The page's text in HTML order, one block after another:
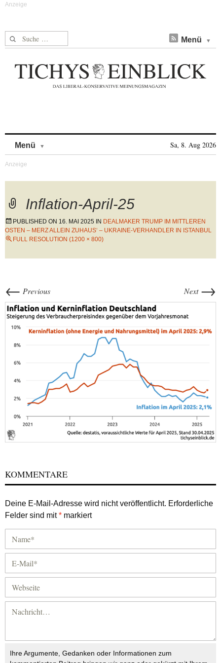
Suche nach: Menü
Menü Sa, 8. Aug 2026
Inflation-April-25
PUBLISHED ON 16. MAI 2025 IN DEALMAKER TRUMP IM MITTLEREN
OSTEN – MERZ ALLEIN ZUHAUS‘ – UKRAINE-VERHANDLER IN ISTANBUL
FULL RESOLUTION (1200 × 800)
← Previous Next →
KOMMENTARE
Deine E-Mail-Adresse wird nicht veröffentlicht. Erforderliche
Felder sind mit* markiert
Ihre Argumente, Gedanken oder Informationen zum